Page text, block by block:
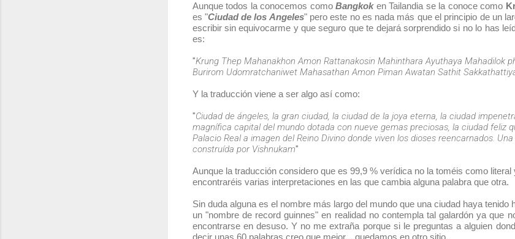
Aunque todos la conocemos como Bangkoken Tailandia se la conoce como
es "Ciudad de los Angeles" pero este no es nada más que el principio de un
escribir sin equivocarme y que seguro que te dejará sorprendido si no lo has
es:
"Krung Thep Mahanakhon Amon Rattanakosin Mahinthara Ayuthaya Mahadilok
Burirom Udomratchaniwet Mahasathan Amon Piman Awatan Sathit
Y la traducción viene a ser algo así como:
"Ciudad de ángeles, la gran ciudad, la ciudad de la joya eterna, la ciudad
magnífica capital del mundo dotada con nueve gemas preciosas, la ciudad feliz
Palacio Real a imagen del Reino Divino donde viven los dioses reencarnados.
construída por Vishnukam"
Aunque la traducción considero que es 99,9 % verídica no la toméis como
encontraréis varias interpretaciones en las que cambia alguna palabra que otra.
Sin duda alguna es el nombre más largo del mundo que una ciudad haya tenido
un "nombre de record guinnes" en realidad no contempla tal galardón ya que
encontrarse en desuso. Y no me extraña porque si le preguntas a alguien